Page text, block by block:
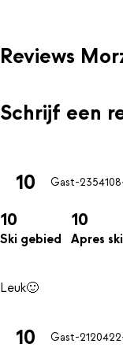
Reviews
Schrijf een
10 Gast-23541
10
Ski gebied
10
Apres ski
10 Gast-21204